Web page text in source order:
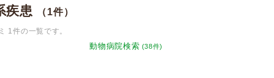
疾患 （1件）
1件の一覧です。
動物病院検索 (38件)